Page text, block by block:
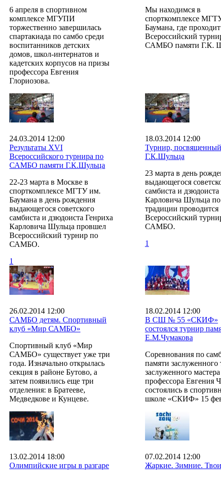
6 апреля в спортивном
комплексе МГУПИ
торжественно завершилась
спартакиада по самбо среди
воспитанников детских
домов, школ-интернатов и
кадетских корпусов на призы
профессора Евгения
Глориозова.
Мы находимся в
спорткомплексе
Баумана, где
Всероссийский
САМБО памяти Г.К.
24.03.2014 12:00
Результаты ХVI
Всероссийского турнира по
САМБО памяти Г.К.Шульца
22-23 марта в Москве в
спорткомплексе МГТУ им.
Баумана в день рождения
выдающегося советского
самбиста и дзюдоиста Генриха
Карловича Шульца провшел
Всероссийский турнир по
САМБО.
1
18.03.2014 12:00
Турнир,
Г.К.Шульца
23 марта в день
выдающегося
самбиста и
Карловича Шульца по
традиции проводится
Всероссийский
САМБО.
1
26.02.2014 12:00
САМБО детям. Спортивный
клуб «Мир САМБО»
Спортивный клуб «Мир
САМБО» существует уже три
года. Изначально открылась
секция в районе Бутово, а
затем появились еще три
отделения: в Братееве,
Медведкове и Кунцеве.
18.02.2014 12:00
В СШ № 55 «СКИФ»
состоялся турнир
Е.М.Чумакова
Соревнования по
памяти заслуженного
заслуженного
профессора Евгения
состоялись в
школе «СКИФ» 15
13.02.2014 18:00
Олимпийские игры в разгаре
07.02.2014 12:00
Жаркие. Зимние.